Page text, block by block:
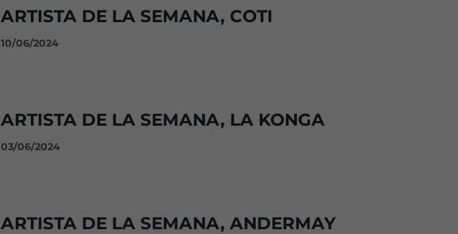
ARTISTA DE LA SEMANA, COTI
10/06/2024
ARTISTA DE LA SEMANA, LA KONGA
03/06/2024
ARTISTA DE LA SEMANA, ANDERMAY